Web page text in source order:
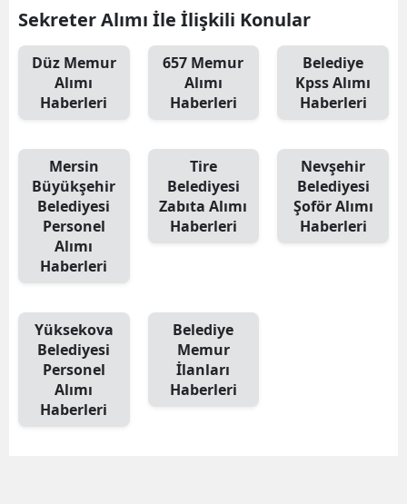
Sekreter Alımı İle İlişkili Konular
Düz Memur
Alımı
Haberleri
657 Memur
Alımı
Haberleri
Belediye
Kpss Alımı
Haberleri
Mersin
Büyükşehir
Belediyesi
Personel
Alımı
Haberleri
Tire
Belediyesi
Zabıta Alımı
Haberleri
Nevşehir
Belediyesi
Şoför Alımı
Haberleri
Yüksekova
Belediyesi
Personel
Alımı
Haberleri
Belediye
Memur
İlanları
Haberleri